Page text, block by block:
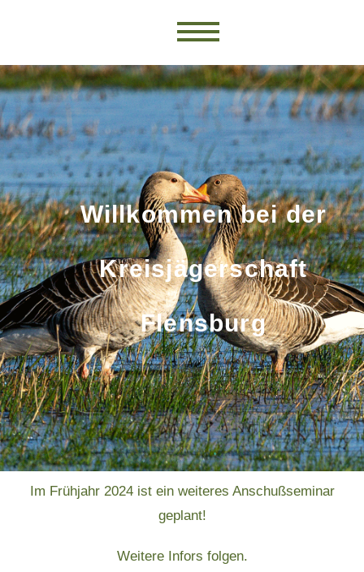
Willkommen bei der
Kreisjägerschaft
Flensburg
Im Frühjahr 2024 ist ein weiteres Anschußseminar
geplant!
Weitere Infors folgen.